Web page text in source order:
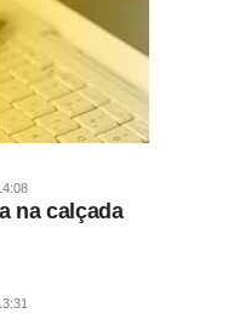
na calçada